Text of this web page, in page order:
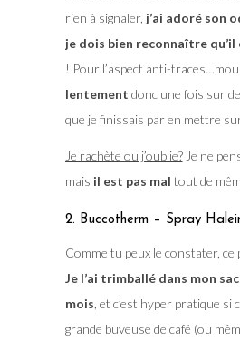
rien à signaler, j’ai adoré son
je dois bien reconnaître qu’il
! Pour l’aspect anti-
lentement donc une fois sur
que je finissais par en mettre
Je rachète ou j’oublie?Je ne
mais il est pas mal tout de
2. Buccotherm – Spray
Comme tu peux le constater, ce
Je l’ai trimballé dans mon
mois , et c’est hyper pratique si
grande buveuse de café (ou